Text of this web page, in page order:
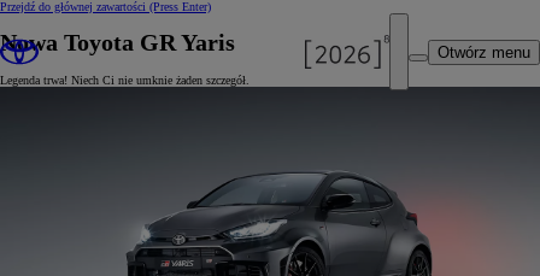
Przejdź do głównej zawartości (Press Enter)
Otwórz menu
Nowa Toyota GR Yaris
Legenda trwa! Niech Ci nie umknie żaden szczegół.